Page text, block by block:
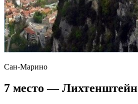
Сан-Марино
7 место — Лихтенштейн